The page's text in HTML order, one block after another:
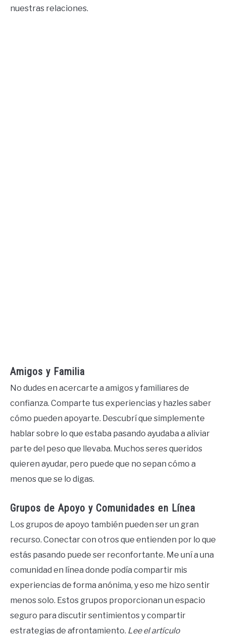
nuestras relaciones.
Amigos y Familia
No dudes en acercarte a amigos y familiares de
confianza. Comparte tus experiencias y hazles saber
cómo pueden apoyarte. Descubrí que simplemente
hablar sobre lo que estaba pasando ayudaba a aliviar
parte del peso que llevaba. Muchos seres queridos
quieren ayudar, pero puede que no sepan cómo a
menos que se lo digas.
Grupos de Apoyo y Comunidades en Línea
Los grupos de apoyo también pueden ser un gran
recurso. Conectar con otros que entienden por lo que
estás pasando puede ser reconfortante. Me uní a una
comunidad en línea donde podía compartir mis
experiencias de forma anónima, y eso me hizo sentir
menos solo. Estos grupos proporcionan un espacio
seguro para discutir sentimientos y compartir
estrategias de afrontamiento. Lee el artículo